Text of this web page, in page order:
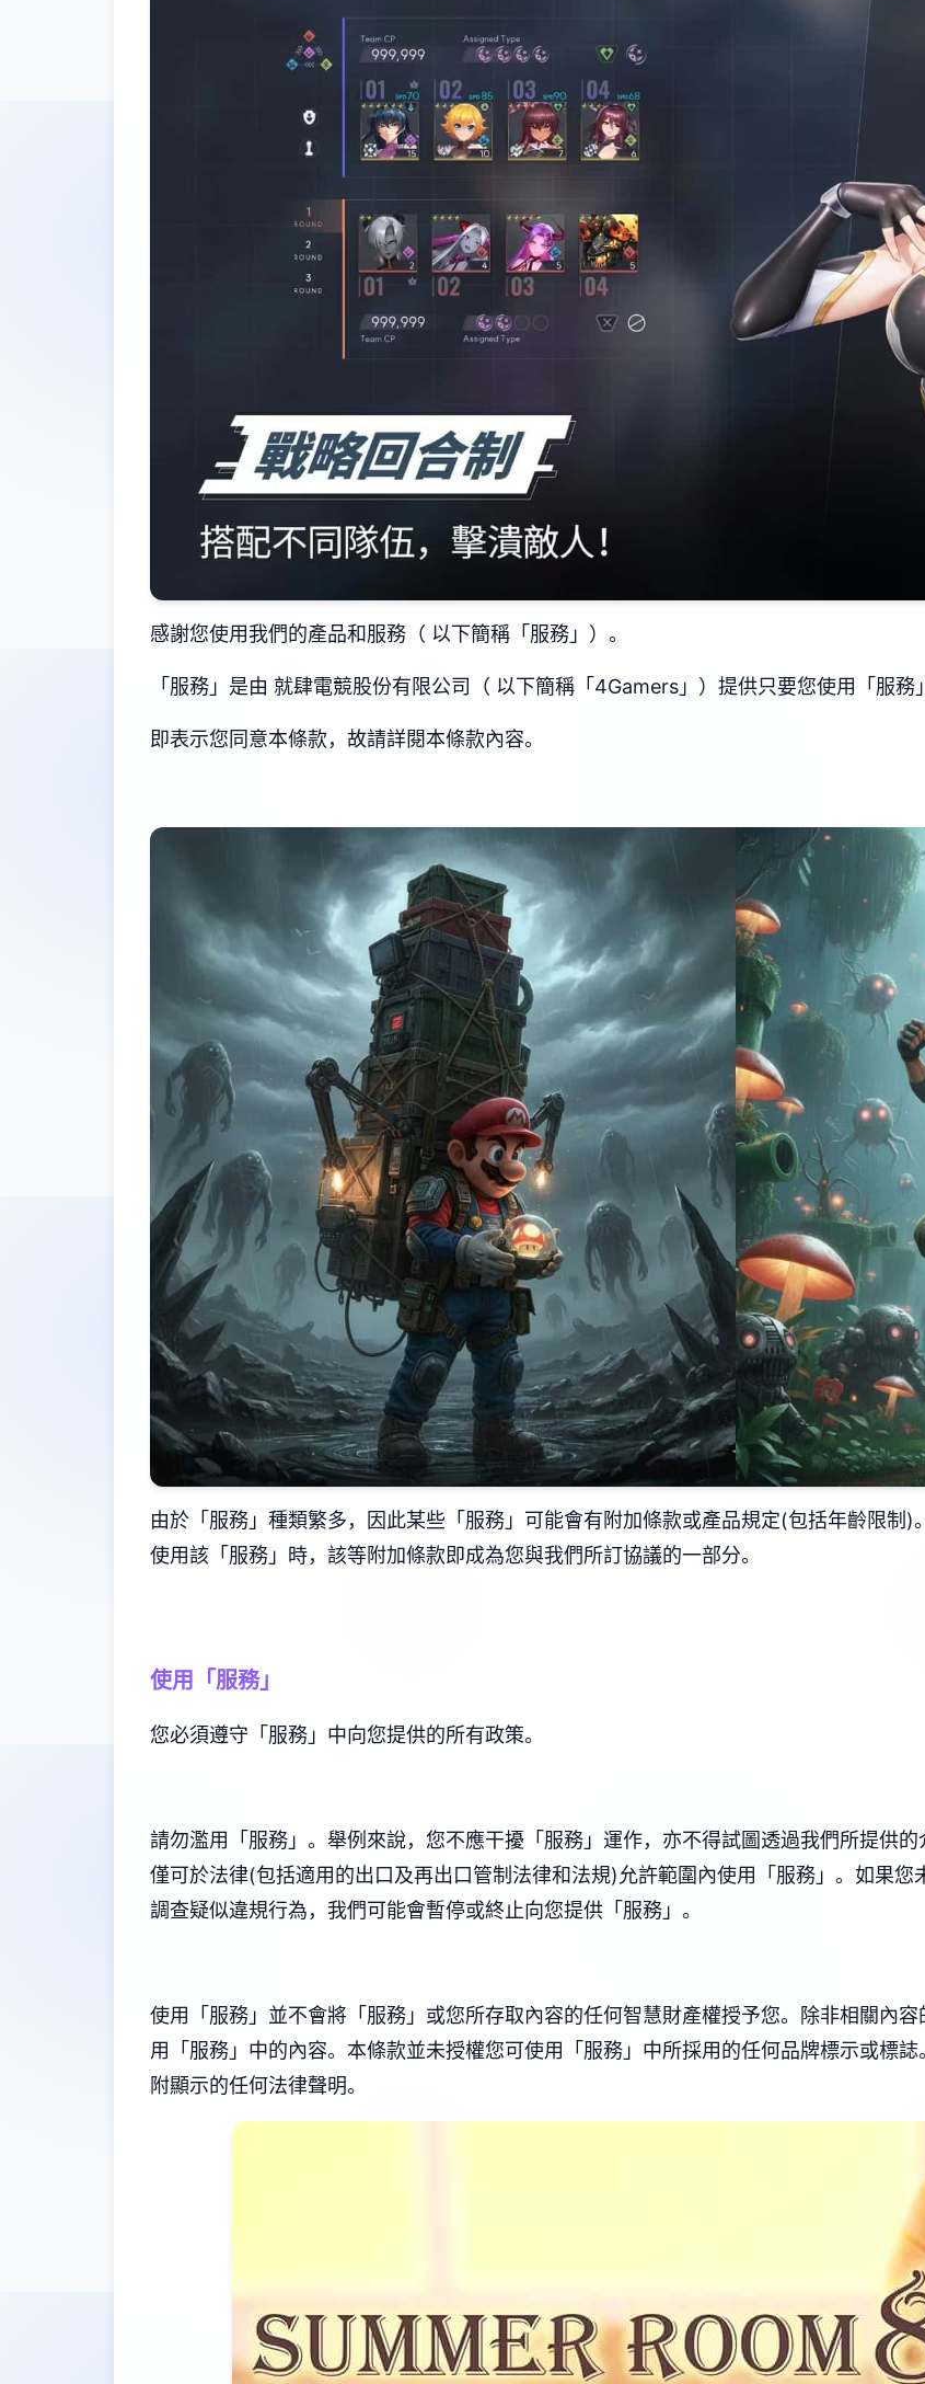
感謝您使用我們的產品和服務（ 以下簡稱「服務」）。
「服務」是由 就肆電競股份有限公司（ 以下簡稱「4Gamers」）提供只要您使用「服務
即表示您同意本條款，故請詳閱本條款內容。
由於「服務」種類繁多，因此某些「服務」可能會有附加條款或產品規定(包括年齡限制
使用該「服務」時，該等附加條款即成為您與我們所訂協議的一部分。
使用「服務」
您必須遵守「服務」中向您提供的所有政策。
請勿濫用「服務」。舉例來說，您不應干擾「服務」運作，亦不得試圖透過我們所提供
僅可於法律(包括適用的出口及再出口管制法律和法規)允許範圍內使用「服務」。如果
調查疑似違規行為，我們可能會暫停或終止向您提供「服務」。
使用「服務」並不會將「服務」或您所存取內容的任何智慧財產權授予您。除非相關內
用「服務」中的內容。本條款並未授權您可使用「服務」中所採用的任何品牌標示或標
附顯示的任何法律聲明。